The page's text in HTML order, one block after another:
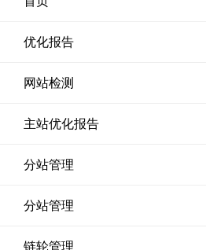
优化报告
网站检测
主站优化报告
分站管理
分站管理
链轮管理